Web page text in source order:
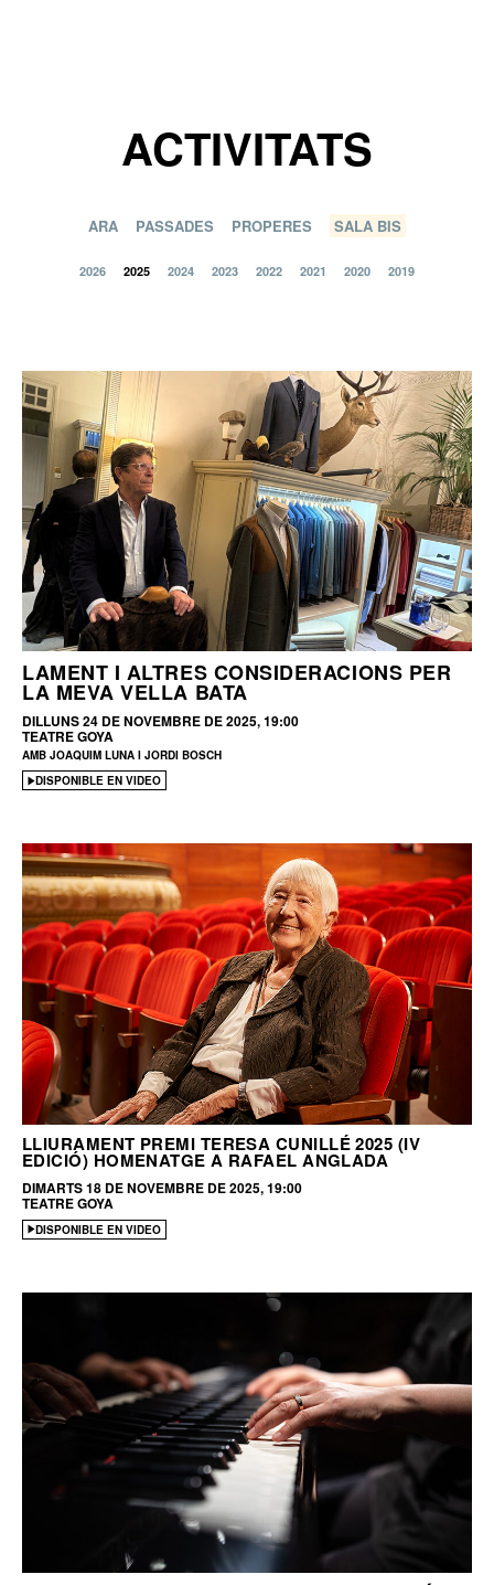
ACTIVITATS
ARA PASSADES PROPERES SALA BIS
2026 2025 2024 2023 2022 2021 2020 2019
LAMENT I ALTRES CONSIDERACIONS PER
LA MEVA VELLA BATA
DILLUNS 24 DE NOVEMBRE DE 2025, 19:00
TEATRE GOYA
AMB JOAQUIM LUNA I JORDI BOSCH
DISPONIBLE EN VIDEO
LLIURAMENT PREMI TERESA CUNILLÉ 2025 (IV
EDICIÓ) HOMENATGE A RAFAEL ANGLADA
DIMARTS 18 DE NOVEMBRE DE 2025, 19:00
TEATRE GOYA
DISPONIBLE EN VIDEO